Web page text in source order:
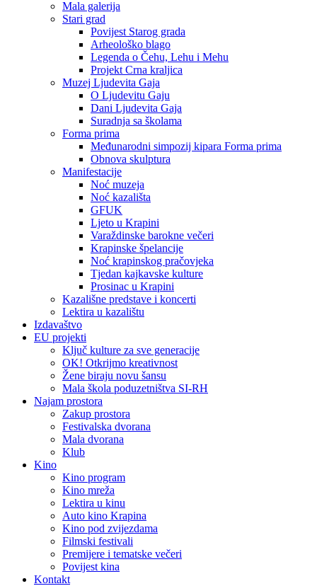
Mala galerija
Stari grad
Povijest Starog grada
Arheološko blago
Legenda o Čehu, Lehu i Mehu
Projekt Crna kraljica
Muzej Ljudevita Gaja
O Ljudevitu Gaju
Dani Ljudevita Gaja
Suradnja sa školama
Forma prima
Međunarodni simpozij kipara Forma prima
Obnova skulptura
Manifestacije
Noć muzeja
Noć kazališta
GFUK
Ljeto u Krapini
Varaždinske barokne večeri
Krapinske špelancije
Noć krapinskog pračovjeka
Tjedan kajkavske kulture
Prosinac u Krapini
Kazališne predstave i koncerti
Lektira u kazalištu
Izdavaštvo
EU projekti
Ključ kulture za sve generacije
OK! Otkrijmo kreativnost
Žene biraju novu šansu
Mala škola poduzetništva SI-RH
Najam prostora
Zakup prostora
Festivalska dvorana
Mala dvorana
Klub
Kino
Kino program
Kino mreža
Lektira u kinu
Auto kino Krapina
Kino pod zvijezdama
Filmski festivali
Premijere i tematske večeri
Povijest kina
Kontakt